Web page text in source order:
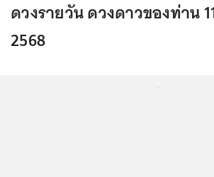
ดวงรายวัน ดวงดาวของท่าน
2568